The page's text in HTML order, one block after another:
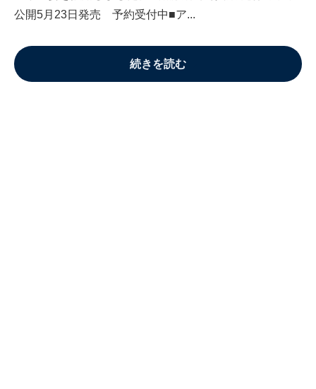
公開5月23日発売 予約受付中■ア...
続きを読む